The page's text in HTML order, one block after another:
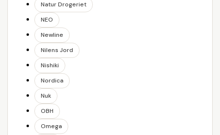
Natur Drogeriet
NEO
Newline
Nilens Jord
Nishiki
Nordica
Nuk
OBH
Omega